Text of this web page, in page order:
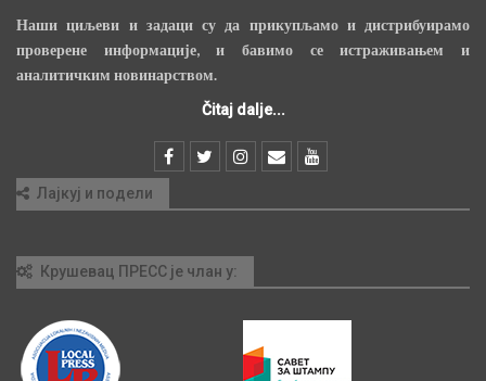
Наши циљеви и задаци су да прикупљамо и дистрибуирамо
проверене информације, и бавимо се истраживањем и
аналитичким новинарством.
Čitaj dalje...
Лајкуј и подели
Крушевац ПРЕСС је члан у: